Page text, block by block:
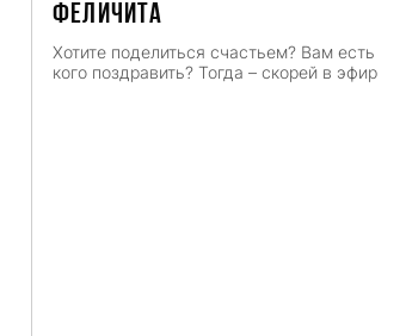
ФЕЛИЧИТА
Хотите поделиться счастьем? Вам есть
кого поздравить? Тогда – скорей в эфир